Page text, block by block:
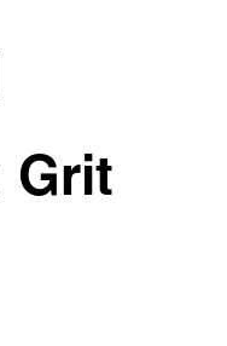
Grit